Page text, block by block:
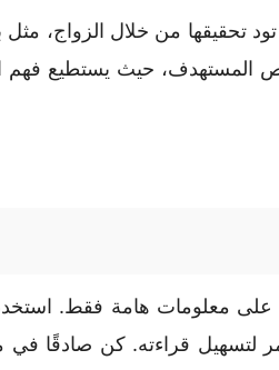
من خلال الزواج، مثل
حيث يستطيع فهم
معلومات هامة فقط.
قراءته. كن صادقًا في